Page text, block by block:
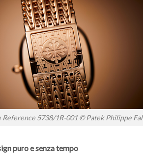
Reference 5738/1R-001 © Patek Philippe
puro e senza tempo